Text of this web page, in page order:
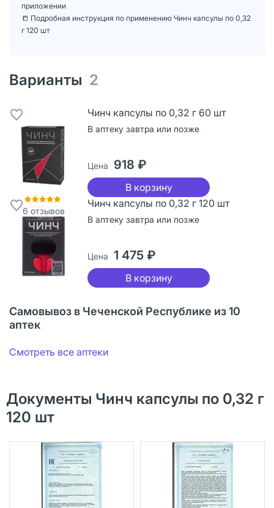
приложении
📒 Подробная инструкция по применению Чинч капсулы по 0,32
г 120 шт
Варианты 2
6 отзывов
Чинч капсулы по 0,32 г 60 шт
В аптеку завтра или позже
Цена 918 ₽
В корзину
Чинч капсулы по 0,32 г 120 шт
В аптеку завтра или позже
Цена 1 475 ₽
В корзину
Самовывоз в Чеченской Республике из 10
аптек
Смотреть все аптеки
Документы Чинч капсулы по 0,32 г
120 шт